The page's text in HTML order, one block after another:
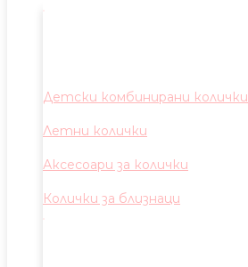
Детски комбинирани колички
Летни колички
Аксесоари за колички
Колички за близнаци